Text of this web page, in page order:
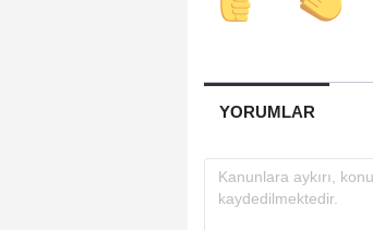
YORUMLAR